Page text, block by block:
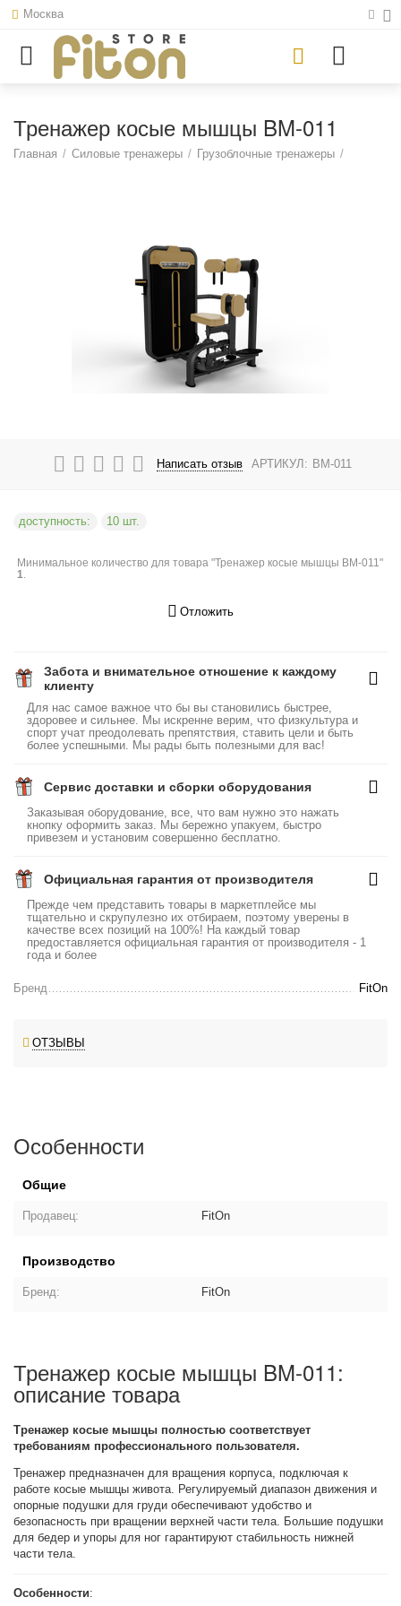
Москва
Тренажер косые мышцы BM-011
Главная / Силовые тренажеры / Грузоблочные тренажеры /
Написать отзыв АРТИКУЛ: BM-011
доступность: 10 шт.
Минимальное количество для товара "Тренажер косые мышцы BM-011"
1.
Отложить
Забота и внимательное отношение к каждому
клиенту
Для нас самое важное что бы вы становились быстрее,
здоровее и сильнее. Мы искренне верим, что физкультура и
спорт учат преодолевать препятствия, ставить цели и быть
более успешными. Мы рады быть полезными для вас!
Сервис доставки и сборки оборудования
Заказывая оборудование, все, что вам нужно это нажать
кнопку оформить заказ. Мы бережно упакуем, быстро
привезем и установим совершенно бесплатно.
Официальная гарантия от производителя
Прежде чем представить товары в маркетплейсе мы
тщательно и скрупулезно их отбираем, поэтому уверены в
качестве всех позиций на 100%! На каждый товар
предоставляется официальная гарантия от производителя - 1
года и более
Бренд FitOn
ОТЗЫВЫ
Особенности
Общие
Продавец: FitOn
Производство
Бренд: FitOn
Тренажер косые мышцы BM-011:
описание товара
Тренажер косые мышцы полностью соответствует
требованиям профессионального пользователя.
Тренажер предназначен для вращения корпуса, подключая к
работе косые мышцы живота. Регулируемый диапазон движения и
опорные подушки для груди обеспечивают удобство и
безопасность при вращении верхней части тела. Большие подушки
для бедер и упоры для ног гарантируют стабильность нижней
части тела.
Особенности: